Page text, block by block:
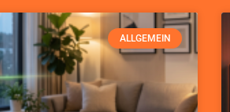
ALLGEMEIN